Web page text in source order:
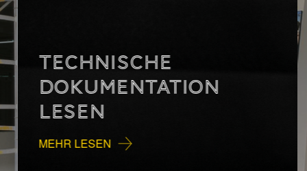
TECHNISCHE
DOKUMENTATION
LESEN
MEHR LESEN